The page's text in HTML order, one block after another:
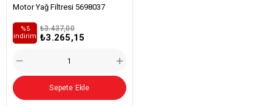
Motor Yağ Filtresi 5698037
₺3.265,15
₺3.437,00
%5
i̇ndirim
Sepete Ekle